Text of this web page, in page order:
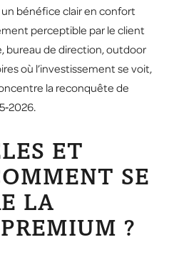
bénéfice clair en confort
perceptible par le client
bureau de direction, outdoor
où l’investissement se voit,
la reconquête de
ET
SE
LA
?